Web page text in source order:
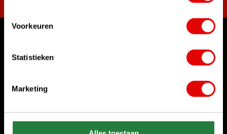
Voorkeuren
Statistieken
Marketing